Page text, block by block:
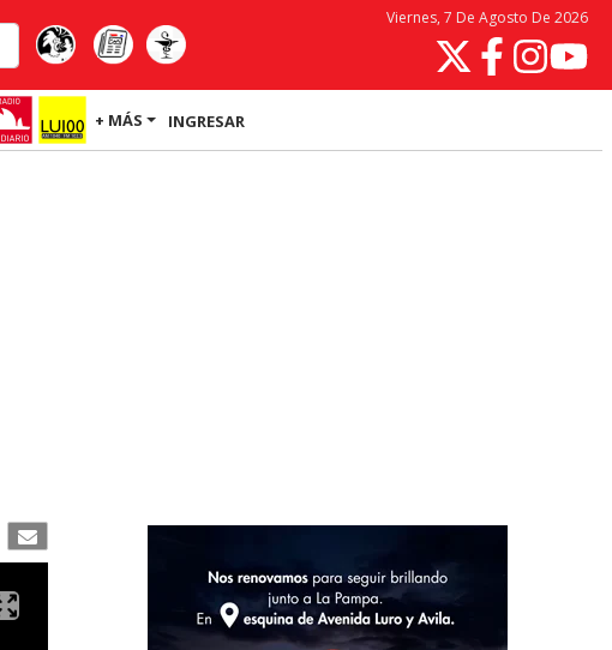
Viernes, 7 De Agosto De 2026
+ MÁS INGRESAR